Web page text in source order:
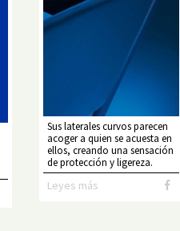
Sus laterales curvos parecen
acoger a quien se acuesta en
ellos, creando una sensación
de protección y ligereza.
Leyes más